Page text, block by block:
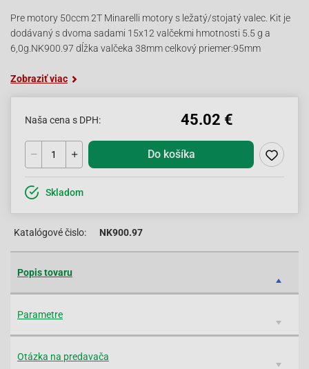
Pre motory 50ccm 2T Minarelli motory s ležatý/stojatý valec. Kit je
dodávaný s dvoma sadami 15x12 valčekmi hmotnosti 5.5 g a
6,0g.NK900.97 dĺžka valčeka 38mm celkový priemer:95mm
Zobraziť viac
Naša cena s DPH: 45.02 €
Do košíka
Skladom
Katalógové čislo: NK900.97
Popis tovaru
Parametre
Otázka na predavača